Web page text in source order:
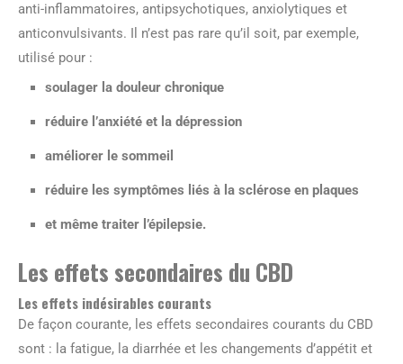
anti-inflammatoires, antipsychotiques, anxiolytiques et
anticonvulsivants. Il n’est pas rare qu’il soit, par exemple,
utilisé pour :
soulager la douleur chronique
réduire l’anxiété et la dépression
améliorer le sommeil
réduire les symptômes liés à la sclérose en plaques
et même traiter l’épilepsie.
Les effets secondaires du CBD
Les effets indésirables courants
De façon courante, les effets secondaires courants du CBD
sont : la fatigue, la diarrhée et les changements d’appétit et